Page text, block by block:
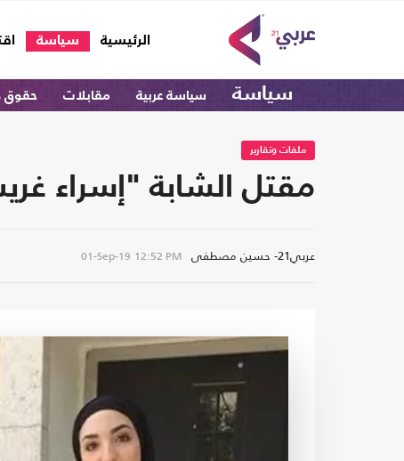
الرئيسية
(current) سياسة
سياسة سياسة عربية مقابلات حقوق
ملفات وتقارير
مقتل الشابة "إسراء
عربي21- حسين مصطفى 01-Sep-19 12:52 PM